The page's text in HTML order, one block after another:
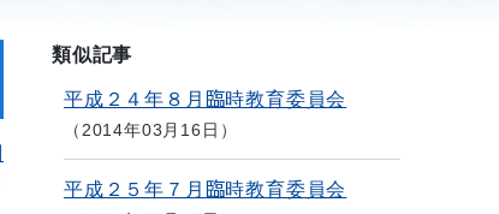
類似記事
平成２４年８月臨時教育委員会
2014年03月16日
平成２５年７月臨時教育委員会